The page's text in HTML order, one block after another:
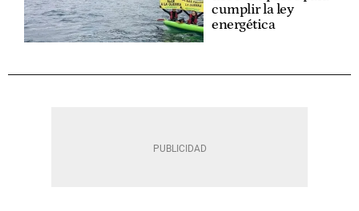
cumplir la ley
energética